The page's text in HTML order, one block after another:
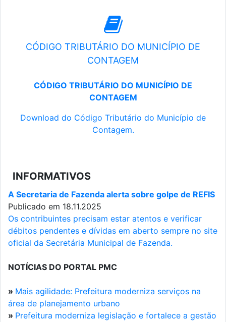
CÓDIGO TRIBUTÁRIO DO MUNICÍPIO DE
CONTAGEM
CÓDIGO TRIBUTÁRIO DO MUNICÍPIO DE
CONTAGEM
Download do Código Tributário do Município de
Contagem.
INFORMATIVOS
A Secretaria de Fazenda alerta sobre golpe de REFIS
Publicado em 18.11.2025
Os contribuintes precisam estar atentos e verificar
débitos pendentes e dívidas em aberto sempre no site
oficial da Secretária Municipal de Fazenda.
NOTÍCIAS DO PORTAL PMC
» Mais agilidade: Prefeitura moderniza serviços na
área de planejamento urbano
» Prefeitura moderniza legislação e fortalece a gestão